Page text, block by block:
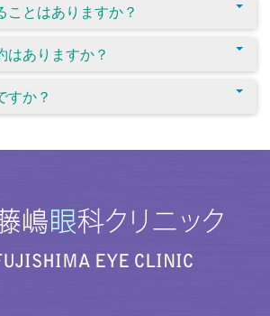
ことはありますか？
はありますか？
すか？